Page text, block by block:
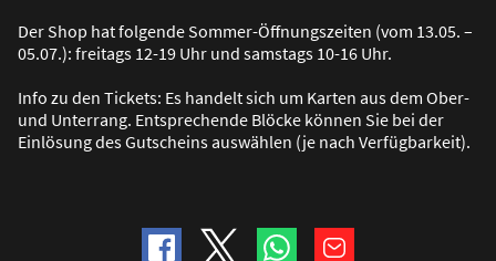
Der Shop hat folgende Sommer-Öffnungszeiten (vom 13.05. –
05.07.): freitags 12-19 Uhr und samstags 10-16 Uhr.
Info zu den Tickets: Es handelt sich um Karten aus dem Ober-
und Unterrang. Entsprechende Blöcke können Sie bei der
Einlösung des Gutscheins auswählen (je nach Verfügbarkeit).